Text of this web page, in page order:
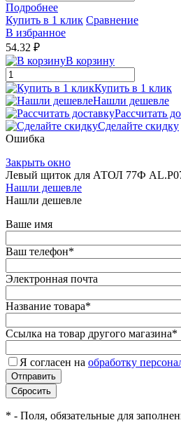
Подробнее
Купить в 1 клик Сравнение
В избранное
54.32 ₽
В корзину
Купить в 1 клик
Нашли дешевле
Рассчитать
Сделайте скидку
Ошибка
Закрыть окно
Левый щиток для АТОЛ 77Ф
Нашли дешевле
Нашли дешевле
Ваше имя
Ваш телефон*
Электронная почта
Название товара*
Ссылка на товар другого магазина*
Я согласен на обработку
* - Поля, обязательные для